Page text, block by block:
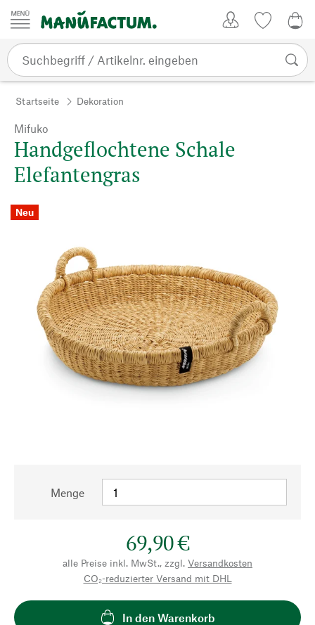
Zum Inhalt springen
Startseite Dekoration
Mifuko
Handgeflochtene Schale
Elefantengras
Neu
Menge
69,90 €
alle Preise inkl. MwSt., zzgl. Versandkosten
CO₂-reduzierter Versand mit DHL
In den Warenkorb